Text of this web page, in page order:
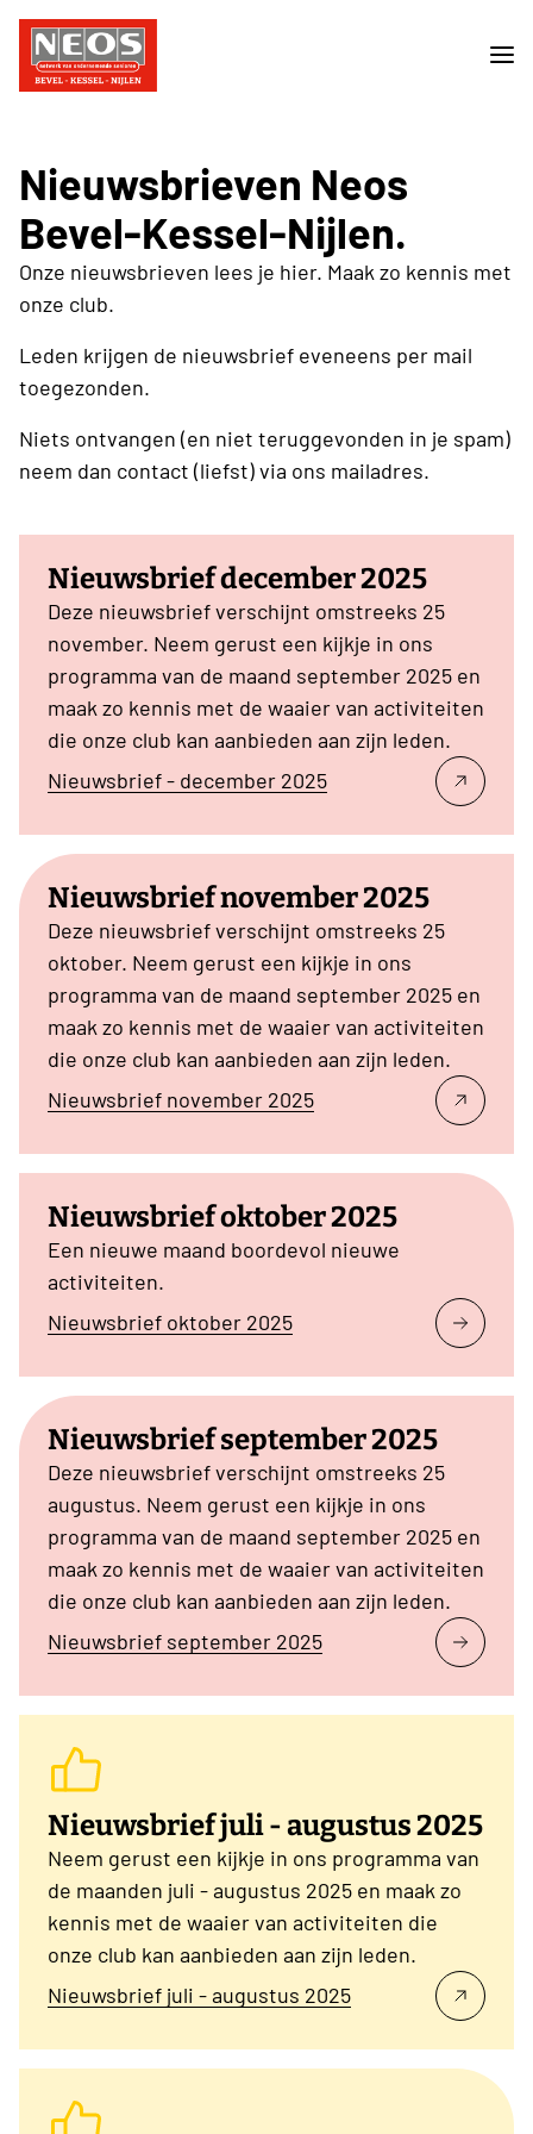
Nieuwsbrieven Neos
Bevel-Kessel-Nijlen.
Onze nieuwsbrieven lees je hier. Maak zo kennis met
onze club.
Leden krijgen de nieuwsbrief eveneens per mail
toegezonden.
Niets ontvangen (en niet teruggevonden in je spam)
neem dan contact (liefst) via ons mailadres.
Nieuwsbrief december 2025
Deze nieuwsbrief verschijnt omstreeks 25
november. Neem gerust een kijkje in ons
programma van de maand september 2025 en
maak zo kennis met de waaier van activiteiten
die onze club kan aanbieden aan zijn leden.
Nieuwsbrief - december 2025
Nieuwsbrief november 2025
Deze nieuwsbrief verschijnt omstreeks 25
oktober. Neem gerust een kijkje in ons
programma van de maand september 2025 en
maak zo kennis met de waaier van activiteiten
die onze club kan aanbieden aan zijn leden.
Nieuwsbrief november 2025
Nieuwsbrief oktober 2025
Een nieuwe maand boordevol nieuwe
activiteiten.
Nieuwsbrief oktober 2025
Nieuwsbrief september 2025
Deze nieuwsbrief verschijnt omstreeks 25
augustus. Neem gerust een kijkje in ons
programma van de maand september 2025 en
maak zo kennis met de waaier van activiteiten
die onze club kan aanbieden aan zijn leden.
Nieuwsbrief september 2025
Nieuwsbrief juli - augustus 2025
Neem gerust een kijkje in ons programma van
de maanden juli - augustus 2025 en maak zo
kennis met de waaier van activiteiten die
onze club kan aanbieden aan zijn leden.
Nieuwsbrief juli - augustus 2025